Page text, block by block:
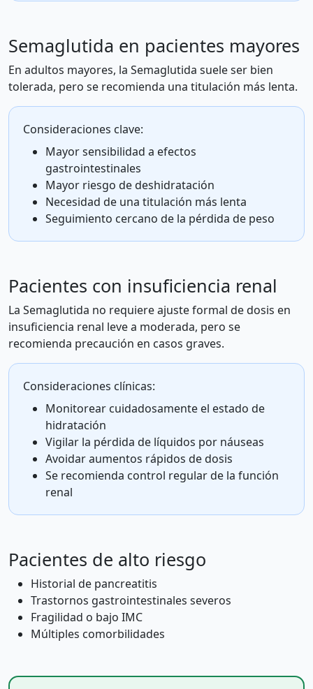
Semaglutida en pacientes mayores
En adultos mayores, la Semaglutida suele ser bien
tolerada, pero se recomienda una titulación más lenta.
Consideraciones clave:
Mayor sensibilidad a efectos
gastrointestinales
Mayor riesgo de deshidratación
Necesidad de una titulación más lenta
Seguimiento cercano de la pérdida de peso
Pacientes con insuficiencia renal
La Semaglutida no requiere ajuste formal de dosis en
insuficiencia renal leve a moderada, pero se
recomienda precaución en casos graves.
Consideraciones clínicas:
Monitorear cuidadosamente el estado de
hidratación
Vigilar la pérdida de líquidos por náuseas
Avoidar aumentos rápidos de dosis
Se recomienda control regular de la función
renal
Pacientes de alto riesgo
Historial de pancreatitis
Trastornos gastrointestinales severos
Fragilidad o bajo IMC
Múltiples comorbilidades